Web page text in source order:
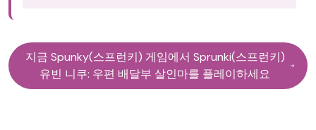
지금 Spunky(스프런키) 게임에서 Sprunki(스프런키)
유빈 니쿠: 우편 배달부 살인마를 플레이하세요